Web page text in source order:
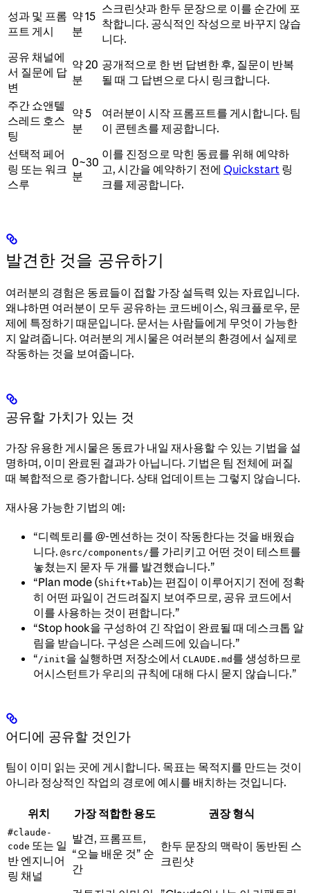
성과 및 프롬
프트 게시
약 15
분
스크린샷과 한두 문장으로 이를 순간에 포
착합니다. 공식적인 작성으로 바꾸지 않습
니다.
공유 채널에
서 질문에 답
변
약 20
분
공개적으로 한 번 답변한 후, 질문이 반복
될 때 그 답변으로 다시 링크합니다.
주간 쇼앤텔
스레드 호스
팅
약 5
분
여러분이 시작 프롬프트를 게시합니다. 팀
이 콘텐츠를 제공합니다.
선택적 페어
링 또는 워크
스루
0~30
분
이를 진정으로 막힌 동료를 위해 예약하
고, 시간을 예약하기 전에 Quickstart 링
크를 제공합니다.
발견한 것을 공유하기
여러분의 경험은 동료들이 접할 가장 설득력 있는 자료입니다.
왜냐하면 여러분이 모두 공유하는 코드베이스, 워크플로우, 문
제에 특정하기 때문입니다. 문서는 사람들에게 무엇이 가능한
지 알려줍니다. 여러분의 게시물은 여러분의 환경에서 실제로
작동하는 것을 보여줍니다.
공유할 가치가 있는 것
가장 유용한 게시물은 동료가 내일 재사용할 수 있는 기법을 설
명하며, 이미 완료된 결과가 아닙니다. 기법은 팀 전체에 퍼질
때 복합적으로 증가합니다. 상태 업데이트는 그렇지 않습니다.
재사용 가능한 기법의 예:
“디렉토리를 @-멘션하는 것이 작동한다는 것을 배웠습
니다. @src/components/를 가리키고 어떤 것이 테스트를
놓쳤는지 묻자 두 개를 발견했습니다.”
“Plan mode (Shift+Tab)는 편집이 이루어지기 전에 정확
히 어떤 파일이 건드려질지 보여주므로, 공유 코드에서
이를 사용하는 것이 편합니다.”
“Stop hook을 구성하여 긴 작업이 완료될 때 데스크톱 알
림을 받습니다. 구성은 스레드에 있습니다.”
“/init을 실행하면 저장소에서 CLAUDE.md 를 생성하므로
어시스턴트가 우리의 규칙에 대해 다시 묻지 않습니다.”
어디에 공유할 것인가
팀이 이미 읽는 곳에 게시합니다. 목표는 목적지를 만드는 것이
아니라 정상적인 작업의 경로에 예시를 배치하는 것입니다.
위치 가장 적합한 용도 권장 형식
#claude-
code 또는 일
반 엔지니어
링 채널
발견, 프롬프트,
“오늘 배운 것” 순
간
한두 문장의 맥락이 동반된 스
크린샷